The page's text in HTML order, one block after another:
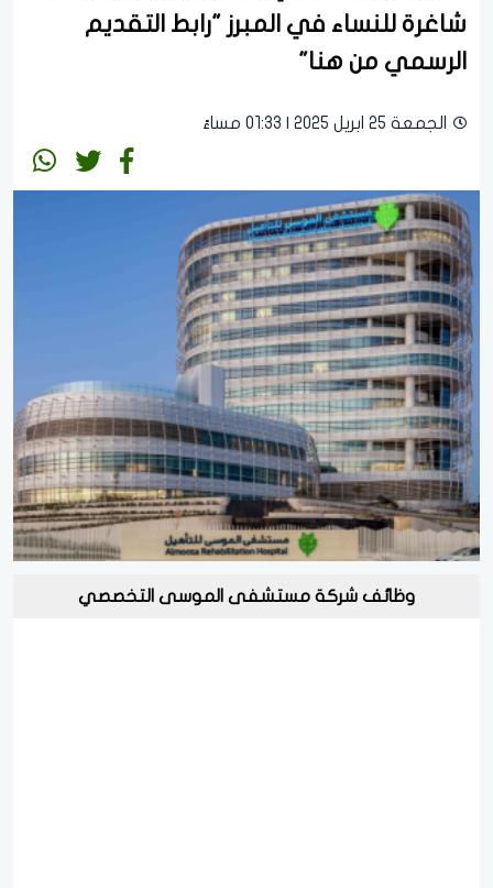
شاغرة للنساء في المبرز "رابط التقديم
الرسمي من هنا"
الجمعة 25 ابريل 2025 | 01:33 مساءً
وظائف شركة مستشفى الموسى التخصصي